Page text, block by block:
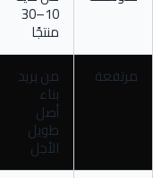
10–30
منتجًا
مرتفعة من يريد
بناء
أصل
طويل
الأجل